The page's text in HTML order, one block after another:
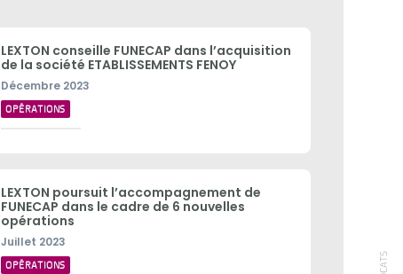
LEXTON conseille FUNECAP dans l’acquisition
de la société ETABLISSEMENTS FENOY
Décembre 2023
OPÉRATIONS
LEXTON poursuit l’accompagnement de
FUNECAP dans le cadre de 6 nouvelles
opérations
Juillet 2023
OPÉRATIONS